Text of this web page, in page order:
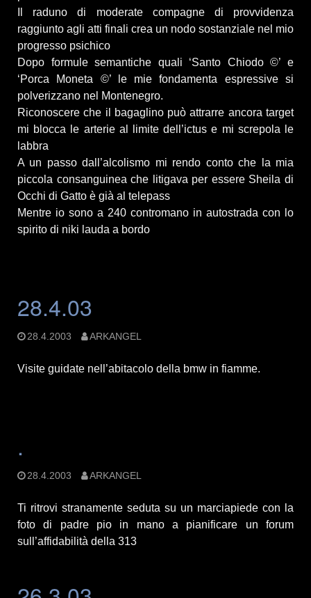
Il raduno di moderate compagne di provvidenza
raggiunto agli atti finali crea un nodo sostanziale nel mio
progresso psichico
Dopo formule semantiche quali ‘Santo Chiodo ©’ e
‘Porca Moneta ©’ le mie fondamenta espressive si
polverizzano nel Montenegro.
Riconoscere che il bagaglino può attrarre ancora target
mi blocca le arterie al limite dell’ictus e mi screpola le
labbra
A un passo dall’alcolismo mi rendo conto che la mia
piccola consanguinea che litigava per essere Sheila di
Occhi di Gatto è già al telepass
Mentre io sono a 240 contromano in autostrada con lo
spirito di niki lauda a bordo
28.4.03
28.4.2003 ARKANGEL
Visite guidate nell’abitacolo della bmw in fiamme.
.
28.4.2003 ARKANGEL
Ti ritrovi stranamente seduta su un marciapiede con la
foto di padre pio in mano a pianificare un forum
sull’affidabilità della 313